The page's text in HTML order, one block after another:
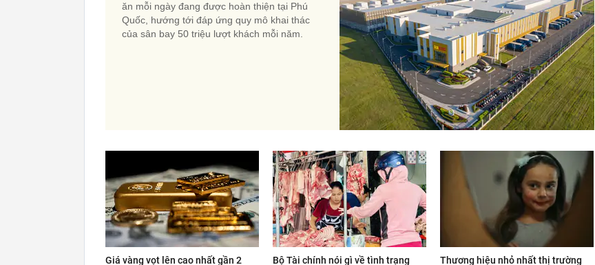
ăn mỗi ngày đang được hoàn thiện tại Phú
Quốc, hướng tới đáp ứng quy mô khai thác
của sân bay 50 triệu lượt khách mỗi năm.
Giá vàng vọt lên cao nhất gần 2 Bộ Tài chính nói gì về tình trạng Thương hiệu nhỏ nhất thị trường